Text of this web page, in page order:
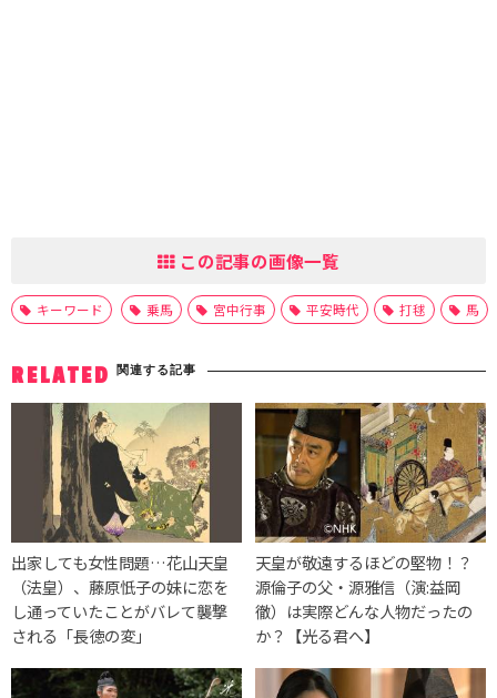
この記事の画像一覧
キーワード 乗馬 宮中行事 平安時代 打毬 馬
RELATED 関連する記事
出家しても女性問題…花山天皇
（法皇）、藤原忯子の妹に恋を
し通っていたことがバレて襲撃
される「長徳の変」
天皇が敬遠するほどの堅物！？
源倫子の父・源雅信（演:益岡
徹）は実際どんな人物だったの
か？【光る君へ】